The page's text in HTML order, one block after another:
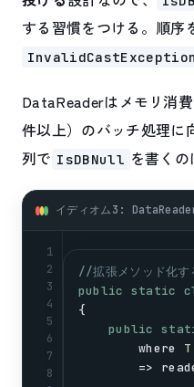
する習慣をつける。順序
InvalidCastException
DataReaderはメモリ消
件以上）のバッチ処理に
列で IsDBNull を書くの
1
2
3
4
5
6
7
8
//拡張メソッド化す
public static
{
public
where
T
        =>